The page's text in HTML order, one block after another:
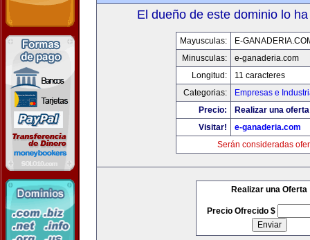
El dueño de este dominio lo
Mayusculas:
E-
Minusculas:
e-ganaderia.com
Longitud:
11 caracteres
Categorias:
Empresas e
Precio:
Realizar una
Visitar!
e-ganaderia.com
Serán consideradas
Realizar una Oferta
Precio Ofrecido $